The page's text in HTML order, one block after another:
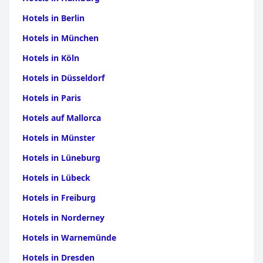
Hotels in Berlin
Hotels in München
Hotels in Köln
Hotels in Düsseldorf
Hotels in Paris
Hotels auf Mallorca
Hotels in Münster
Hotels in Lüneburg
Hotels in Lübeck
Hotels in Freiburg
Hotels in Norderney
Hotels in Warnemünde
Hotels in Dresden